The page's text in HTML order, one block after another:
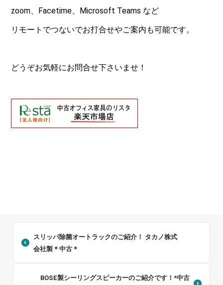
zoom、Facetime、Microsoft Teams など
リモートでつないでお打合せやご案内も可能です。
どうぞお気軽にお問合せ下さいませ！
スリッパ除菌オートラックのご紹介！ タカノ株式
会社製＊中古＊
BOSE製シーリングスピーカーのご紹介です！*中古